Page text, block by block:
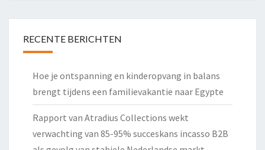
RECENTE BERICHTEN
Hoe je ontspanning en kinderopvang in balans
brengt tijdens een familievakantie naar Egypte
Rapport van Atradius Collections wekt
verwachting van 85-95% succeskans incasso B2B